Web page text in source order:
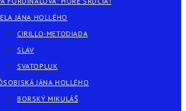
JÁNA HOLLÉHO
CIRILLO-METODIADA
SLÁV
SVATOPLUK
JÁNA HOLLÉHO
BORSKÝ MIKULÁŠ